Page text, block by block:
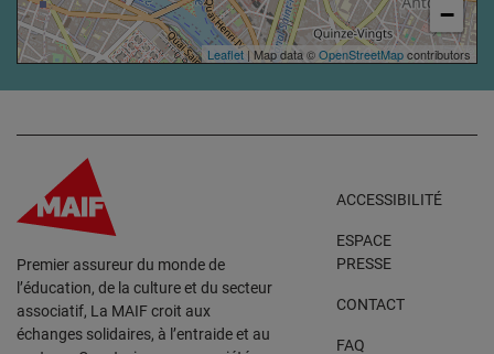
−
Leaflet | Map data ©OpenStreetMapcontributors
Premier assureur du monde de
l’éducation, de la culture et du secteur
associatif, La MAIF croit aux
échanges solidaires, à l’entraide et au
ACCESSIBILITÉ
ESPACE
PRESSE
CONTACT
FAQ